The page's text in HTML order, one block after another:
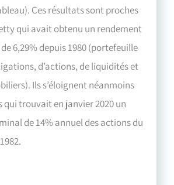
Ces résultats sont proches
qui avait obtenu un rendement
6,29% depuis 1980 (portefeuille
d’actions, de liquidités et
Ils s’éloignent néanmoins
qui trouvait en janvier 2020 un
de 14% annuel des actions du